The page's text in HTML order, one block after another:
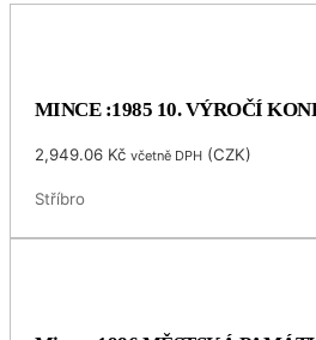
MINCE :1985 10. VÝROČÍ
2,949.06 Kč včetně DPH(CZK)
Stříbro